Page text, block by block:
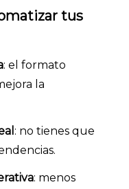
tus
: el formato
la
: no tienes que
: menos